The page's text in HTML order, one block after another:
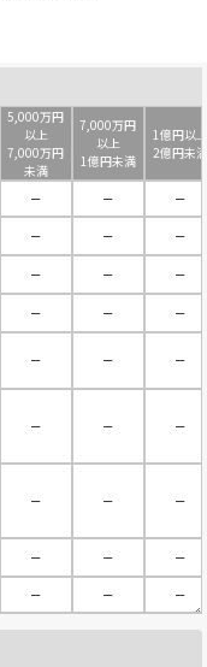
5,000万円
以上
7,000万円
未満
7,000万円
以上
1億円未満
1億円以上
2億円未満
－ －
－
－ －
－
－ －
－
－ －
－
－ － －
－ － －
－ － －
－ － －
－ － －